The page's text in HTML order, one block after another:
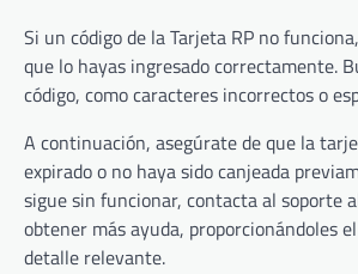
Si un código de la Tarjeta RP no
que lo hayas ingresado correctamente.
código, como caracteres incorrectos o
A continuación, asegúrate de que la
expirado o no haya sido canjeada
sigue sin funcionar, contacta al soporte
obtener más ayuda, proporcionándoles
detalle relevante.